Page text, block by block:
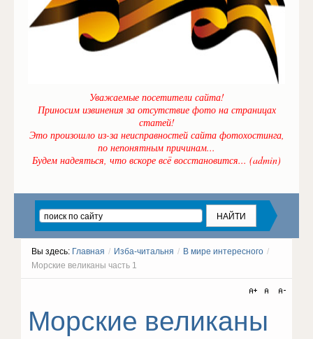
Уважаемые посетители сайта!
Приносим извинения за отсутствие фото на страницах
статей!
Это произошло из-за неисправностей сайта фотохостинга,
по непонятным причинам...
Будем надеяться, что вскоре всё восстановится... (admin)
Вы здесь: Главная / Изба-читальня / В мире интересного /
Морские великаны часть 1
Морские великаны